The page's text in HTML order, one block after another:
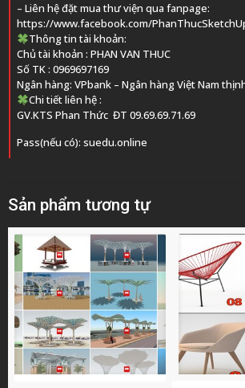
– Liên hệ đặt mua thư viện qua fanpage:
https://www.facebook.com/
Thông tin tài khoản:
Chủ tài khoản : PHAN VAN THUC
Số TK : 0969697169
Ngân hàng: VPbank – Ngân hàng Việt Nam
Chi tiết liên hệ :
GV.KTS Phan Thức ĐT 09.69.69.71.69
Pass(nếu có): suedu.online
Sản phẩm tương tự